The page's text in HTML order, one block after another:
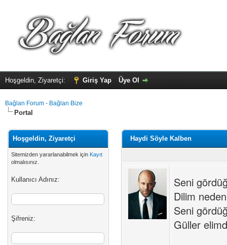
Hoşgeldin, Ziyaretçi: Giriş Yap Üye Ol
Bağlan Forum - Bağlan Bize
Portal
Hoşgeldin, Ziyaretçi
Sitemizden yararlanabilmek için Kayıt
olmalısınız.
Kullanıcı Adınız:
Şifreniz:
Haydi Söyle Kalben
Seni
Dilim
Seni
Güller